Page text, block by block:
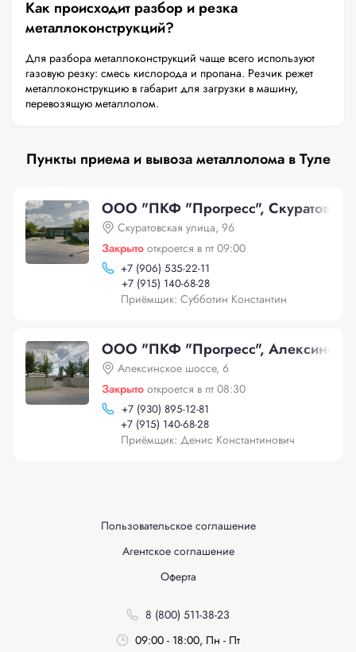
Как происходит разбор и резка
металлоконструкций?
Для разбора металлоконструкций чаще всего используют
газовую резку: смесь кислорода и пропана. Резчик режет
металлоконструкцию в габарит для загрузки в машину,
перевозящую металлолом.
Пункты приема и вывоза металлолома в Туле
ООО "ПКФ "Прогресс",
Скуратовская улица, 96
Закрыто откроется в пт 09:00
+7 (906) 535-22-11
+7 (915) 140-68-28
Приёмщик: Субботин Константин
ООО "ПКФ "Прогресс",
Алексинское шоссе, 6
Закрыто откроется в пт 08:30
+7 (930) 895-12-81
+7 (915) 140-68-28
Приёмщик: Денис Константинович
Пользовательское соглашение
Агентское соглашение
Оферта
8 (800) 511-38-23
09:00 - 18:00, Пн - Пт